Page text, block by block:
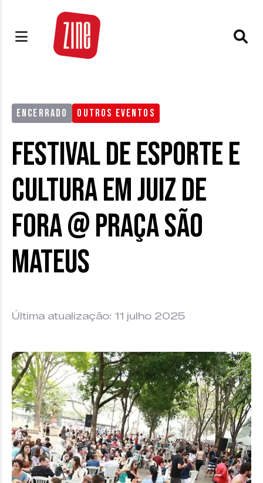
ENCERRADO OUTROS EVENTOS
Festival de Esporte e
Cultura em Juiz de
Fora @ Praça São
Mateus
Última atualização: 11 julho 2025